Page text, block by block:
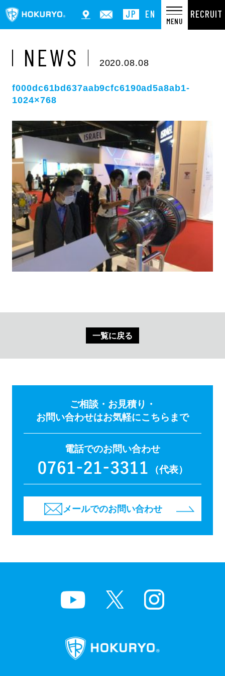
JP EN
MENU
RECRUIT
NEWS 2020.08.08
f000dc61bd637aab9cfc6190ad5a8ab1-
1024×768
一覧に戻る
ご相談・お見積り・
お問い合わせはお気軽にこちらまで
電話でのお問い合わせ
（代表）
メールでのお問い合わせ